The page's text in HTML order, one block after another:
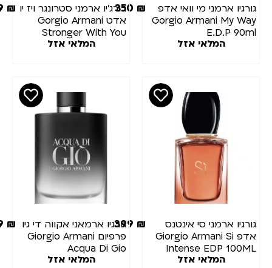
ארמני מי וואי אדפ
Gorgio Armani My
E.D.P
350 ₪
המלאי אזל
ג'ורג'יו ארמני סטרונגר ויז יו
אדט Gorgio Armani
Stronger With You
299 ₪
המלאי אזל
ארמני סי אינטנס
אדפ Giorgio Armani Si
Intense EDP
399
המלאי אזל
גורגיו ארמאני אקווה די גיו
פרפיום Giorgio Armani
Acqua Di Gio
Parfum100ml
449₪
המלאי אזל